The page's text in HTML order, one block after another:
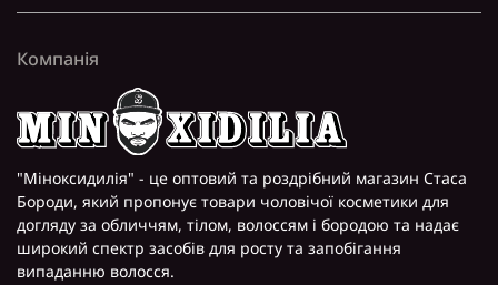
Компанія
"Міноксидилія" - це оптовий та роздрібний магазин Стаса
Бороди, який пропонує товари чоловічої косметики для
догляду за обличчям, тілом, волоссям і бородою та надає
широкий спектр засобів для росту та запобігання
випаданню волосся.